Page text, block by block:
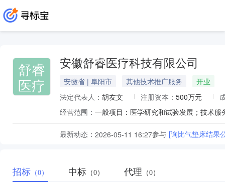
舒睿
医疗
安徽舒睿医疗科技有限公司
安徽省 | 阜阳市 其他技术推广服务
开业
法定代表人： 胡友文 注册资本： 500万元
经营范围：
最新动态： 2026-05-11 16:27参与 [询比气垫床结果
招标 （0） 中标 （0） 代理 （0）